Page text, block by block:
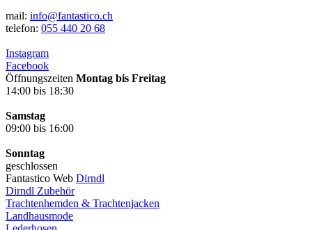
mail: info@fantastico.ch
telefon: 055 440 20 68
Instagram
Facebook
Öffnungszeiten Montag bis Freitag
14:00 bis 18:30
Samstag
09:00 bis 16:00
Sonntag
geschlossen
Fantastico Web Dirndl
Dirndl Zubehör
Trachtenhemden & Trachtenjacken
Landhausmode